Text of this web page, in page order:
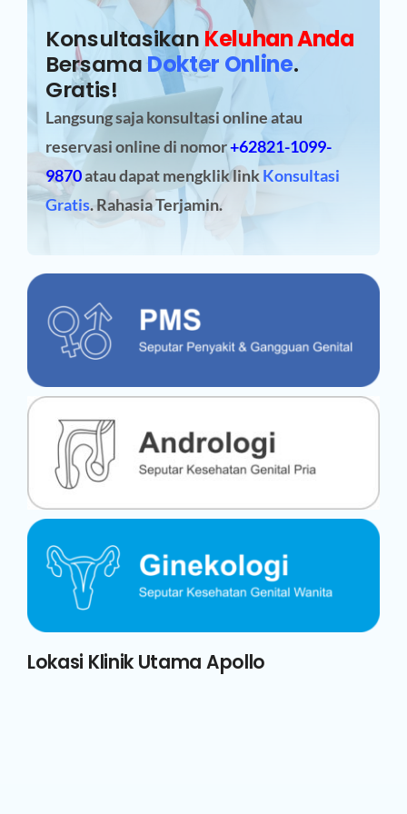
Konsultasikan Keluhan Anda
BersamaDokter Online.
Gratis!
Langsung saja konsultasi online atau
reservasi onlinedi nomor+62821-1099-
9870atau dapat mengklik linkKonsultasi
Gratis. Rahasia Terjamin.
Lokasi Klinik Utama Apollo